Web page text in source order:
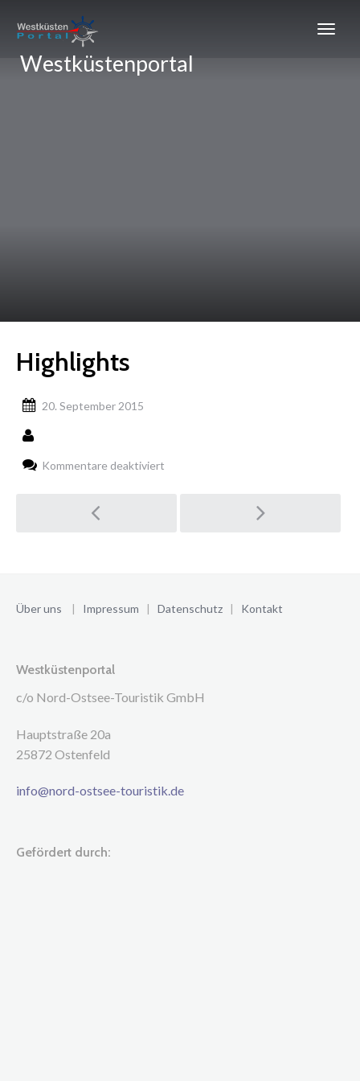
Westküstenportal
Highlights
20. September 2015
Kommentare deaktiviert
Über uns | Impressum | Datenschutz | Kontakt
Westküstenportal
c/o Nord-Ostsee-Touristik GmbH
Hauptstraße 20a
25872 Ostenfeld
info@nord-ostsee-touristik.de
Gefördert durch: